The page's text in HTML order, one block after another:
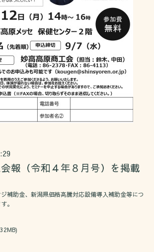
報（令和４年８月号）を掲載
補助金、新潟県価格高騰対応設備導入補助金等につ
。